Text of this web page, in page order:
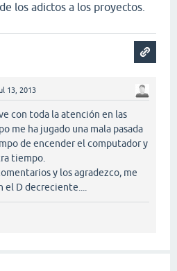
los adictos a los proyectos.
13, 2013
con toda la atención en las
me ha jugado una mala pasada
de encender el computador y
tiempo.
y los agradezco, me
el D decreciente....